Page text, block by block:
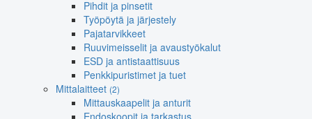
Pihdit ja pinsetit
Työpöytä ja järjestely
Pajatarvikkeet
Ruuvimeisselit ja avaustyökalut
ESD ja antistaattisuus
Penkkipuristimet ja tuet
Mittalaitteet (2)
Mittauskaapelit ja anturit
Endoskoopit ja tarkastus